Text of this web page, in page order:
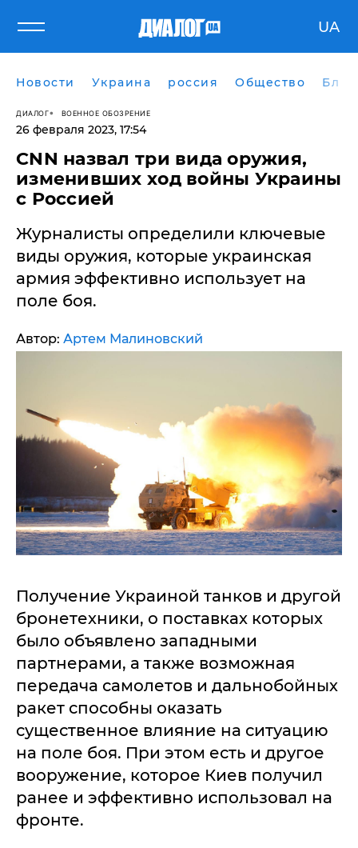
UA
Новости Украина россия Общество
ДИАЛОГ ВОЕННОЕ ОБОЗРЕНИЕ
26 февраля 2023, 17:54
CNN назвал три вида оружия,
изменивших ход войны Украины
с Россией
Журналисты определили ключевые
виды оружия, которые украинская
армия эффективно использует на
поле боя.
Автор: Артем Малиновский
Получение Украиной танков и другой
бронетехники, о поставках которых
было объявлено западными
партнерами, а также возможная
передача самолетов и дальнобойных
ракет способны оказать
существенное влияние на ситуацию
на поле боя. При этом есть и другое
вооружение, которое Киев получил
ранее и эффективно использовал на
фронте.